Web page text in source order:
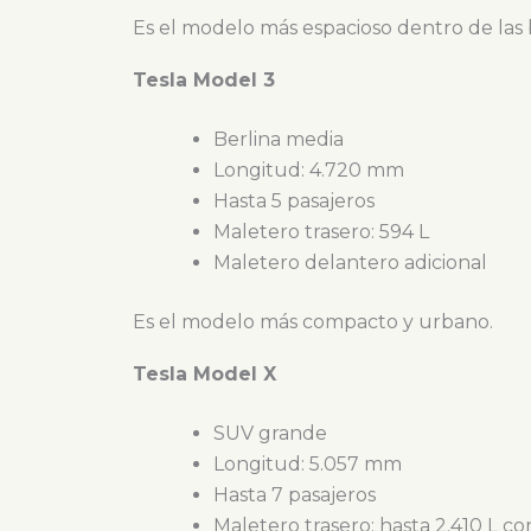
Es el modelo más espacioso dentro de las
Tesla Model 3
Berlina media
Longitud: 4.720 mm
Hasta 5 pasajeros
Maletero trasero: 594 L
Maletero delantero adicional
Es el modelo más compacto y urbano.
Tesla Model X
SUV grande
Longitud: 5.057 mm
Hasta 7 pasajeros
Maletero trasero: hasta 2.410 L